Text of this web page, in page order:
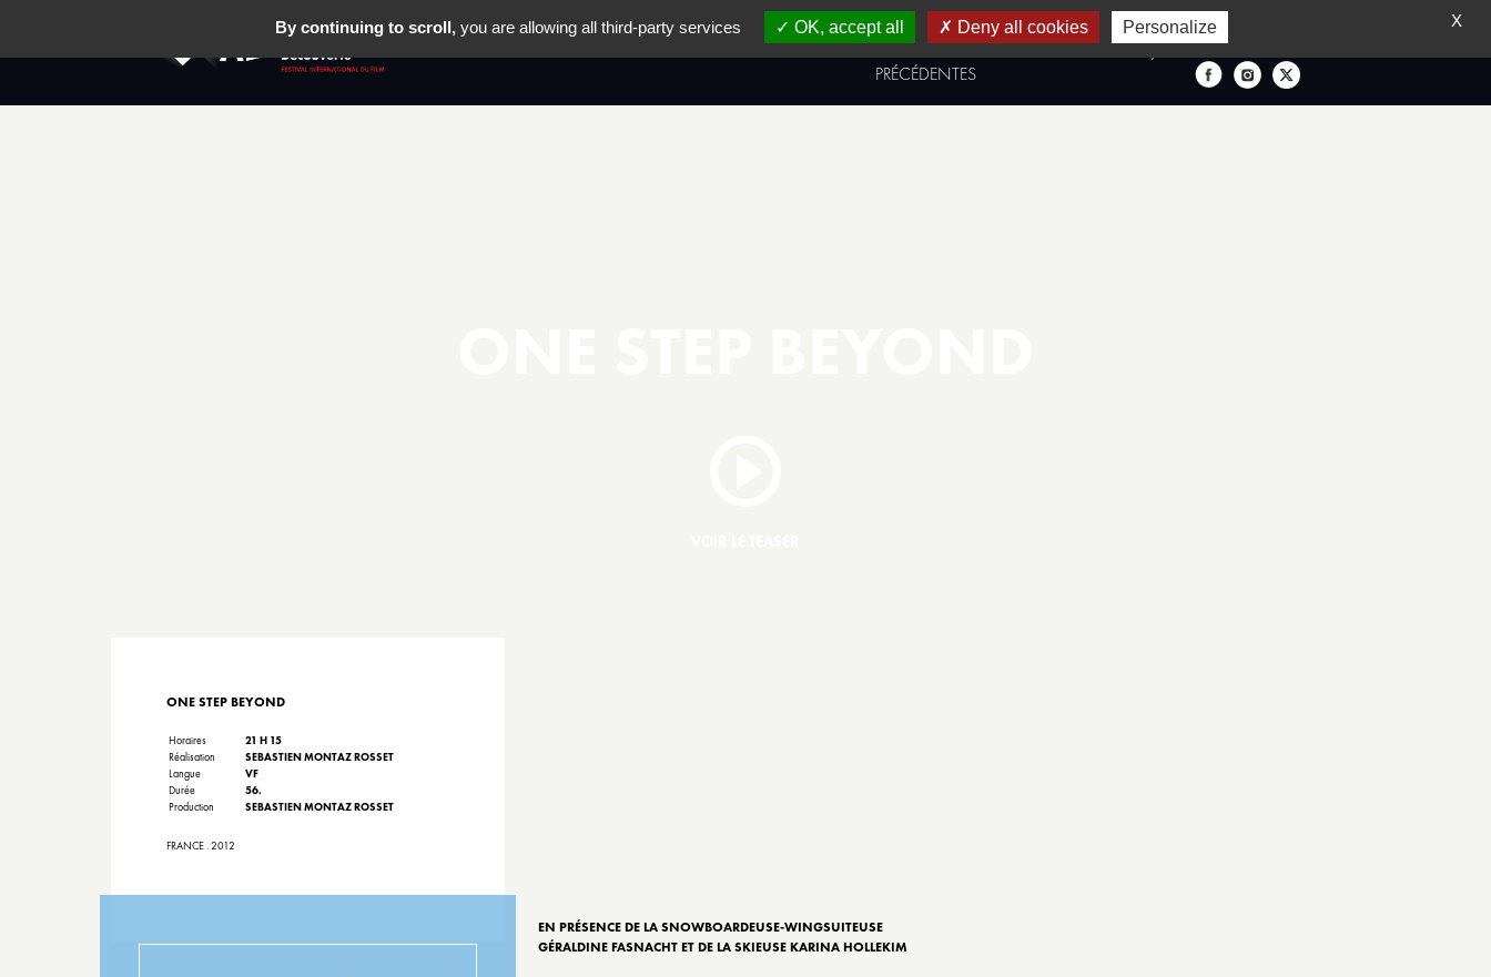
ÉDITIONS
PRÉCÉDENTES
FRANÇAIS
ONE STEP BEYOND
Horaires
21 H 15
Réalisation
SEBASTIEN MONTAZ ROSSET
Langue
VF
Durée
56.
Production
SEBASTIEN MONTAZ ROSSET
FRANCE . 2012
EN PRÉSENCE DE LA SNOWBOARDEUSE-WINGSUITEUSE
GÉRALDINE FASNACHT ET DE LA SKIEUSE KARINA HOLLEKIM
X
By continuing to scroll,you are allowing all third-party services OK, accept all Deny all cookies Personalize